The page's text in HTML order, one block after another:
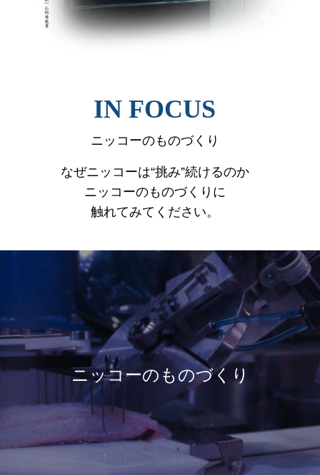
IN FOCUS
ニッコーのものづくり
なぜニッコーは“挑み”続けるのか
ニッコーのものづくりに
触れてみてください。
ニッコーのものづくり